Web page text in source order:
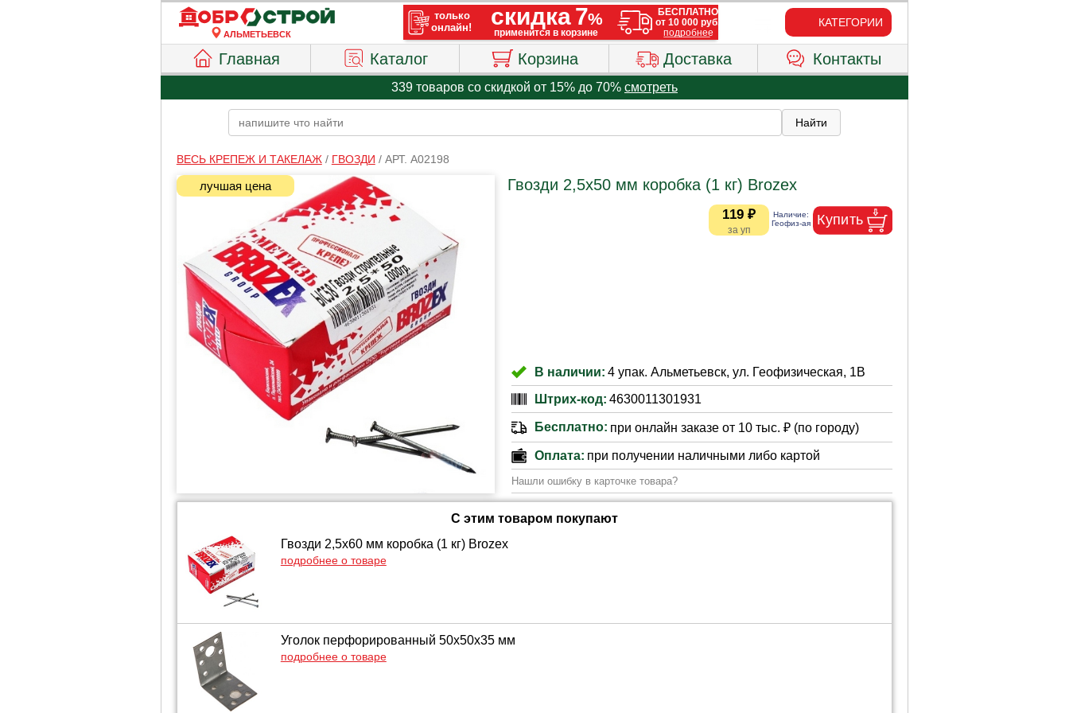
АЛЬМЕТЬЕВСК
КАТЕГОРИИ
Главная Каталог Корзина Доставка Контакты
339 товаров со скидкой от 15% до 70% смотреть
ВЕСЬ КРЕПЕЖ И ТАКЕЛАЖ/ ГВОЗДИ / АРТ. A02198
Гвозди 2,5х50 мм коробка (1 кг) Brozex
119 ₽
В наличии: 4 упак. Альметьевск, ул. Геофизическая, 1В
Штрих-код: 4630011301931
Бесплатно: при онлайн заказе от 10 тыс. ₽ (по городу)
Оплата: при получении наличными либо картой
Нашли ошибку в карточке товара?
С этим товаром покупают
Гвозди 2,5х60 мм коробка (1 кг) Brozex
подробнее о товаре
Уголок перфорированный 50х50х35 мм
подробнее о товаре